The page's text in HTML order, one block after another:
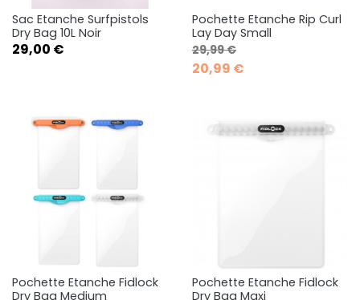
Sac Etanche Surfpistols
Dry Bag 10L Noir
Prix
29,00 €
Pochette Etanche Rip Curl
Lay Day Small
Prix de base
29,99 €Prix
20,99 €
Pochette Etanche Fidlock
Dry Bag Medium
Pochette Etanche Fidlock
Dry Bag Maxi